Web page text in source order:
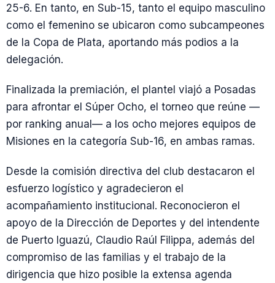
25-6. En tanto, en Sub-15, tanto el equipo masculino
como el femenino se ubicaron como subcampeones
de la Copa de Plata, aportando más podios a la
delegación.
Finalizada la premiación, el plantel viajó a Posadas
para afrontar el Súper Ocho, el torneo que reúne —
por ranking anual— a los ocho mejores equipos de
Misiones en la categoría Sub-16, en ambas ramas.
Desde la comisión directiva del club destacaron el
esfuerzo logístico y agradecieron el
acompañamiento institucional. Reconocieron el
apoyo de la Dirección de Deportes y del intendente
de Puerto Iguazú, Claudio Raúl Filippa, además del
compromiso de las familias y el trabajo de la
dirigencia que hizo posible la extensa agenda